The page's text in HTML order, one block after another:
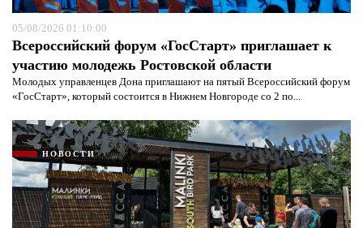
05/08/2026 01:10:00
Всероссийский форум «ГосСтарт» приглашает к
участию молодежь Ростовской области
Молодых управленцев Дона приглашают на пятый Всероссийский форум
«ГосСтарт», который состоится в Нижнем Новгороде со 2 по...
НОВОСТИ